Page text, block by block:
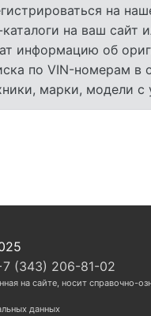
на
на ваш сайт
информацию об
по VIN-номерам в
марки, модели
(343) 206-81-02
на сайте, носит справочно-
данных